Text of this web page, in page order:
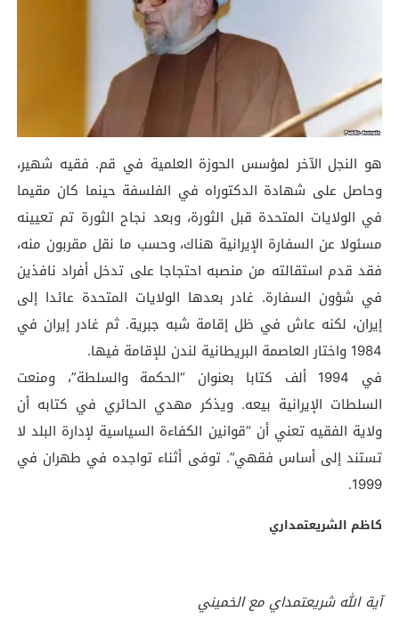
هو النجل الآخر لمؤسس الحوزة العلمية في قم. فقيه شهير،
وحاصل على شهادة الدكتوراه في الفلسفة حينما كان مقيما
في الولايات المتحدة قبل الثورة، وبعد نجاح الثورة تم تعيينه
مسئولا عن السفارة الإيرانية هناك، وحسب ما نقل مقربون منه،
فقد قدم استقالته من منصبه احتجاجا على تدخل أفراد نافذين
في شؤون السفارة. غادر بعدها الولايات المتحدة عائدا إلى
إيران، لكنه عاش في ظل إقامة شبه جبرية. ثم غادر إيران في
1984 واختار العاصمة البريطانية لندن للإقامة فيها.
في 1994 ألف كتابا بعنوان “الحكمة والسلطة”، ومنعت
السلطات الإيرانية بيعه. ويذكر مهدي الحائري في كتابه أن
ولاية الفقيه تعني أن “قوانين الكفاءة السياسية لإدارة البلد لا
تستند إلى أساس فقهي”. توفى أثناء تواجده في طهران في
1999.
كاظم الشريعتمداري
آية الله شريعتمداي مع الخميني